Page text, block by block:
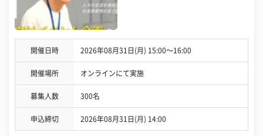
開催日時 2026年08月31日(月) 15:00〜16:00
開催場所 オンラインにて実施
募集人数 300名
申込締切 2026年08月31日(月) 14:00